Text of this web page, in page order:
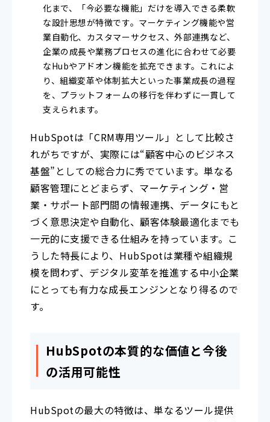
化まで、「今必要な機能」だけを導入できる柔軟
な設計思想が特徴です。マーケティング機能や営
業自動化、カスタマーサクセス、外部連携など、
企業の成長や業務プロセスの進化に合わせて必要
なHubやアドオン機能を拡充できます。これによ
り、組織変革や体制拡大といった事業成長の過程
を、プラットフォームの移行を伴わずに一貫して
支えられます。
HubSpotは「CRM専用ツール」として比較さ
れがちですが、実際には“顧客中心のビジネス
基盤”としての総合力に秀でています。単なる
顧客管理にとどまらず、マーケティング・営
業・サポート部門間の情報連携、データにもと
づく意思決定や自動化、顧客体験最適化までも
一元的に支援できる仕組みを持っています。こ
うした特長により、HubSpotは業種や組織規
模を問わず、デジタル変革を推進する中小企業
にとっても有力な成長エンジンとなり得るので
す。
HubSpotの本質的な価値と今後
の活用可能性
HubSpotの最大の特徴は、単なるツール提供